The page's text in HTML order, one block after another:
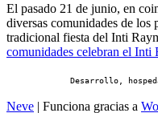
El pasado 21 de junio, en
diversas comunidades de
tradicional fiesta del Inti
comunidades celebran el Inti
Desarrollo,
Neve | Funciona gracias a